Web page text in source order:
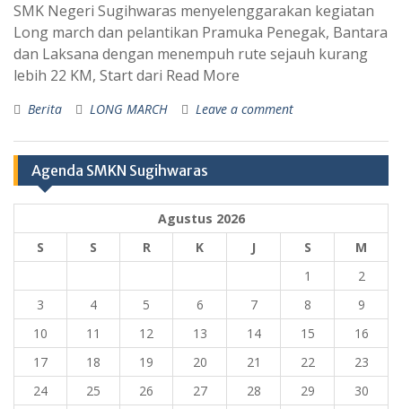
SMK Negeri Sugihwaras menyelenggarakan kegiatan
Long march dan pelantikan Pramuka Penegak, Bantara
dan Laksana dengan menempuh rute sejauh kurang
lebih 22 KM, Start dari Read More
Berita LONG MARCH Leave a comment
Agenda SMKN Sugihwaras
Agustus 2026
S
S R K J S
M
1
2
3
4 5 6 7 8
9
10
11 12 13 14 15
16
17
18 19 20 21 22
23
24
25 26 27 28 29
30